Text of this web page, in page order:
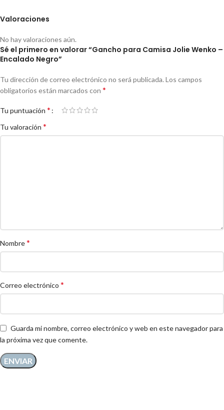
Valoraciones
No hay valoraciones aún.
Sé el primero en valorar “Gancho para Camisa Jolie Wenko –
Encalado Negro”
Tu dirección de correo electrónico no será publicada. Los campos
obligatorios están marcados con *
Tu puntuación *
Tu valoración *
Nombre*
Correo electrónico *
Guarda mi nombre, correo electrónico y web en este navegador para
la próxima vez que comente.